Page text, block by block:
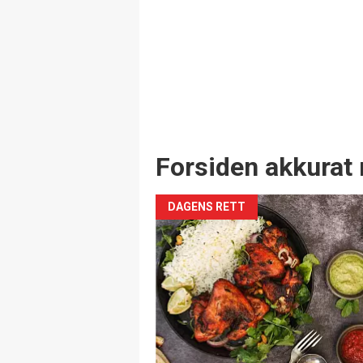
Forsiden akkurat
DAGENS RETT